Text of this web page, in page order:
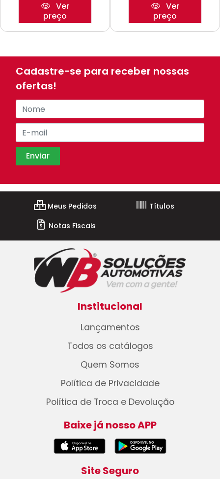
Ver
preço
Ver
preço
Cadastre-se para receber nossas
ofertas!
Meus Pedidos
Títulos
Notas Fiscais
Institucional
Lançamentos
Todos os catálogos
Quem Somos
Política de Privacidade
Política de Troca e Devolução
Baixe já nosso APP
Site Seguro